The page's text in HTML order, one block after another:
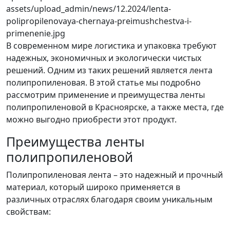
В современном мире логистика и упаковка требуют
надежных, экономичных и экологически чистых
решений. Одним из таких решений является лента
полипропиленовая. В этой статье мы подробно
рассмотрим применение и преимущества ленты
полипропиленовой в Красноярске, а также места, где
можно выгодно приобрести этот продукт.
Преимущества ленты
полипропиленовой
Полипропиленовая лента – это надежный и прочный
материал, который широко применяется в
различных отраслях благодаря своим уникальным
свойствам: